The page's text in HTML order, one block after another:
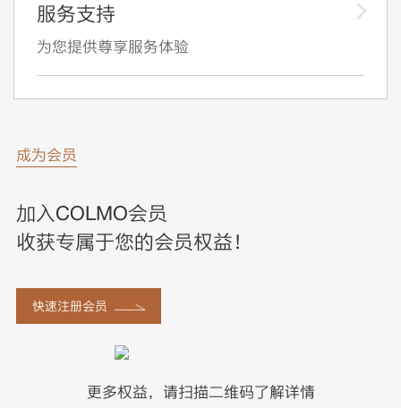
服务支持
为您提供尊享服务体验
成为会员
加入COLMO会员
收获专属于您的会员权益！
快速注册会员
更多权益，请扫描二维码了解详情